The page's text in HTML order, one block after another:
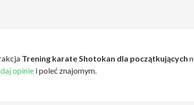
Trening karate Shotokan dla początkujących
opiniei poleć znajomym.